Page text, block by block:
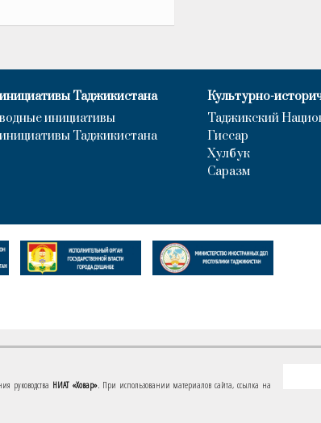
Таджикистана
инициативы
Таджикистана
Культурно-
Таджикский
Гиссар
Хулбук
Саразм
руководства НИАТ «Ховар». При использовании материалов сайта, ссылка на